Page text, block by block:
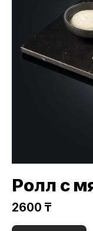
Ролл с
2600 ₸